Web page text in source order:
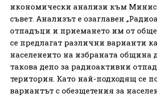
икономически анализи към
съвет. Анализът е озаглавен
отпадъци и приемането им от
се предлагат различни варианти
населенеито на избраната община
такова депо за радиоактивни
територия. Като най-подходящ се
вариантът с обезщетения за